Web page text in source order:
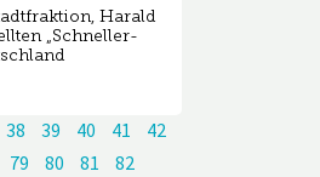
Harald
„Schneller-
38 39 40 41
42
79 80 81 82